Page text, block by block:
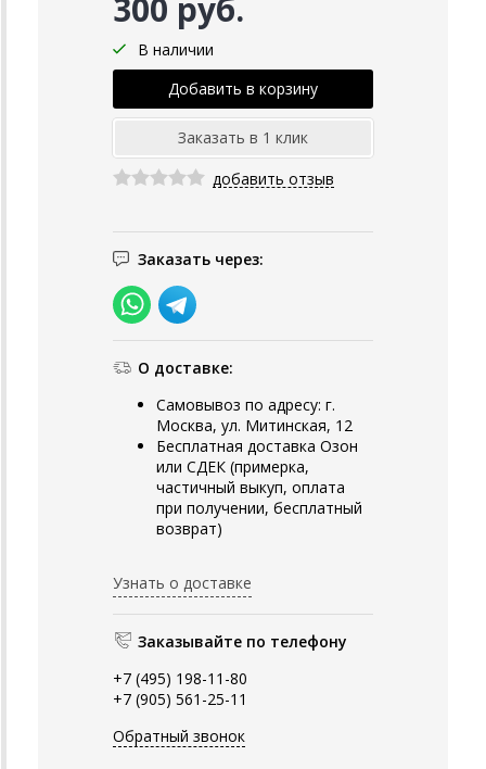
300 руб.
В наличии
добавить отзыв
Заказать через:
О доставке:
Самовывоз по адресу: г.
Москва, ул. Митинская, 12
Бесплатная доставка Озон
или СДЕК (примерка,
частичный выкуп, оплата
при получении, бесплатный
возврат)
Узнать о доставке
Заказывайте по телефону
+7 (495) 198-11-80
+7 (905) 561-25-11
Обратный звонок